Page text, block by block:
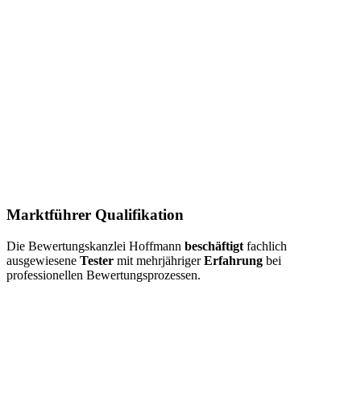
Marktführer Qualifikation
Die Bewertungskanzlei Hoffmann beschäftigt fachlich
ausgewiesene Tester mit mehrjährigerErfahrung bei
professionellen Bewertungsprozessen.